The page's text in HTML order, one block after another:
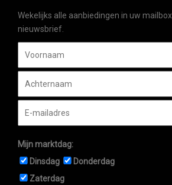
Wekelijks alle aanbiedingen in uw
nieuwsbrief.
Mijn marktdag:
Dinsdag
Donderdag
Zaterdag